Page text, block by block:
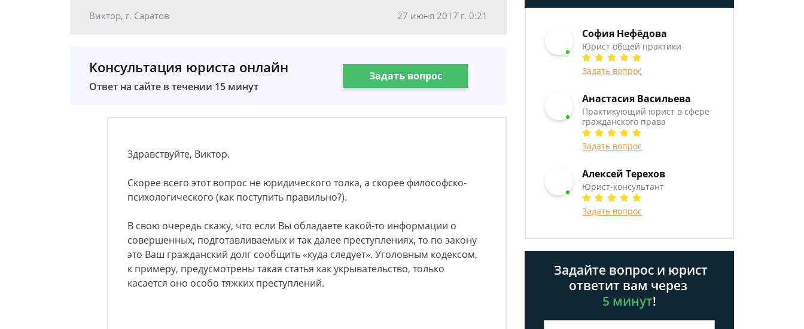
Виктор, г. Саратов 27 июня 2017 г. 0:21
Консультация юриста онлайн
Ответ на сайте в течении 15 минут
Задать вопрос
Здравствуйте, Виктор.
Скорее всего этот вопрос не юридического толка, а скорее философско-
психологического (как поступить правильно?).
В свою очередь скажу, что если Вы обладаете какой-то информации о
совершенных, подготавливаемых и так далее преступлениях, то по закону
это Ваш гражданский долг сообщить «куда следует». Уголовным кодексом,
к примеру, предусмотрены такая статья как укрывательство, только
касается оно особо тяжких преступлений.
София Нефёдова
Юрист общей практики
Задать вопрос
Анастасия Васильева
Практикующий юрист в сфере
гражданского права
Задать вопрос
Алексей Терехов
Юрист-консультант
Задать вопрос
Задайте вопрос и юрист
ответит вам через
5 минут!